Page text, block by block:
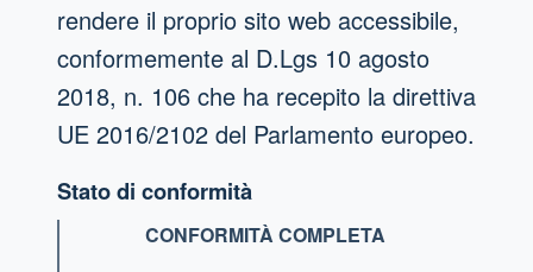
rendere il proprio sito web accessibile,
conformemente al D.Lgs 10 agosto
2018, n. 106 che ha recepito la direttiva
UE 2016/2102 del Parlamento europeo.
Stato di conformità
CONFORMITÀ COMPLETA